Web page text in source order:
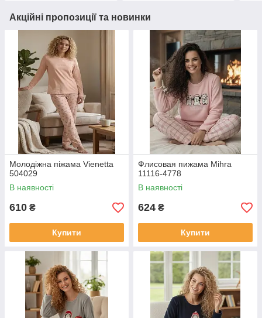
Акційні пропозиції та новинки
Молодіжна піжама Vienetta
504029
В наявності
610 ₴
Купити
Флисовая пижама Mihra
11116-4778
В наявності
624 ₴
Купити